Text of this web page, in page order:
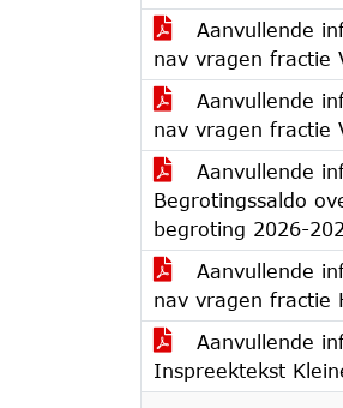
Aanvullende
nav vragen fractie
Aanvullende
nav vragen fractie
Aanvullende
Begrotingssaldo
begroting 2026-
Aanvullende
nav vragen fractie
Aanvullende
Inspreektekst